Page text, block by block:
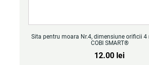
Sita pentru moara Nr.4, dimensiune orificii 4
COBI SMART®
12.00 lei